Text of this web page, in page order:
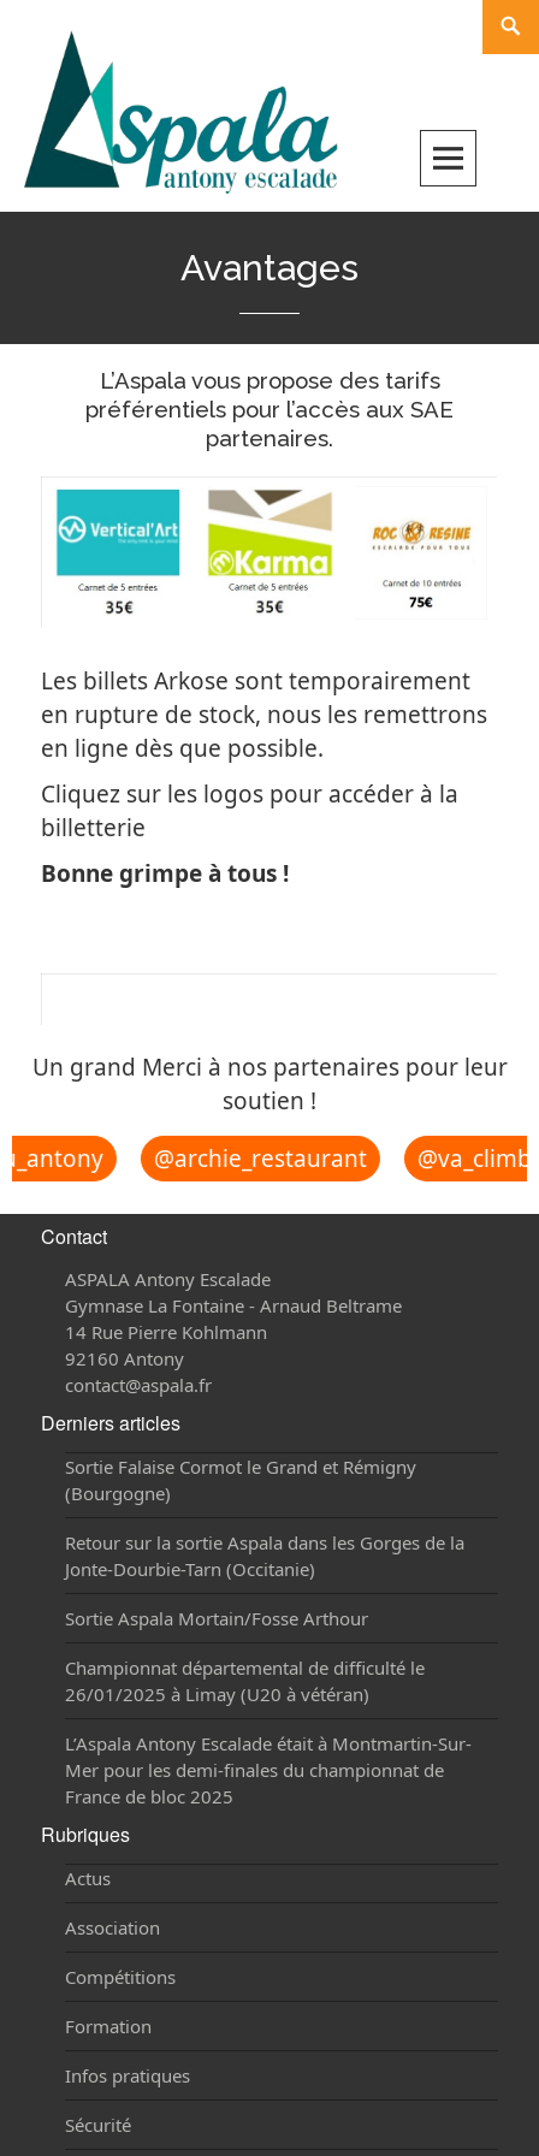
content
Avantages
L’Aspala vous propose des tarifs
préférentiels pour l’accès aux SAE​
partenaires.
Les billets Arkose sont temporairement
en rupture de stock, nous les remettrons
en ligne dès que possible.
Cliquez sur les logos pour accéder à la
billetterie
Bonne grimpe à tous !
Un grand Merci à nos partenaires pour leur
soutien !
@archie_restaurant
Contact
ASPALA Antony Escalade
Gymnase La Fontaine - Arnaud Beltrame
14 Rue Pierre Kohlmann
92160 Antony
contact@aspala.fr
Derniers articles
Sortie Falaise Cormot le Grand et Rémigny
(Bourgogne)
Retour sur la sortie Aspala dans les Gorges de la
Jonte-Dourbie-Tarn (Occitanie)
Sortie Aspala Mortain/Fosse Arthour
Championnat départemental de difficulté le
26/01/2025 à Limay (U20 à vétéran)
L’Aspala Antony Escalade était à Montmartin-Sur-
Mer pour les demi-finales du championnat de
France de bloc 2025
Rubriques
Actus
Association
Compétitions
Formation
Infos pratiques
Sécurité